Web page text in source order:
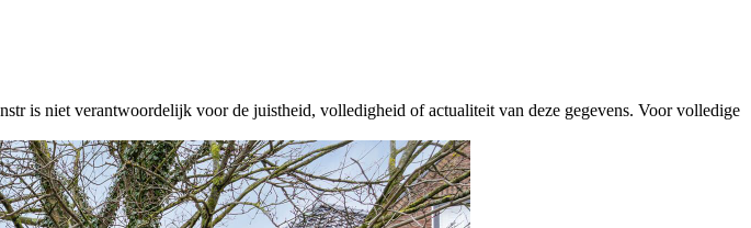
is niet verantwoordelijk voor de juistheid, volledigheid of actualiteit van deze gegevens. Voor volledige